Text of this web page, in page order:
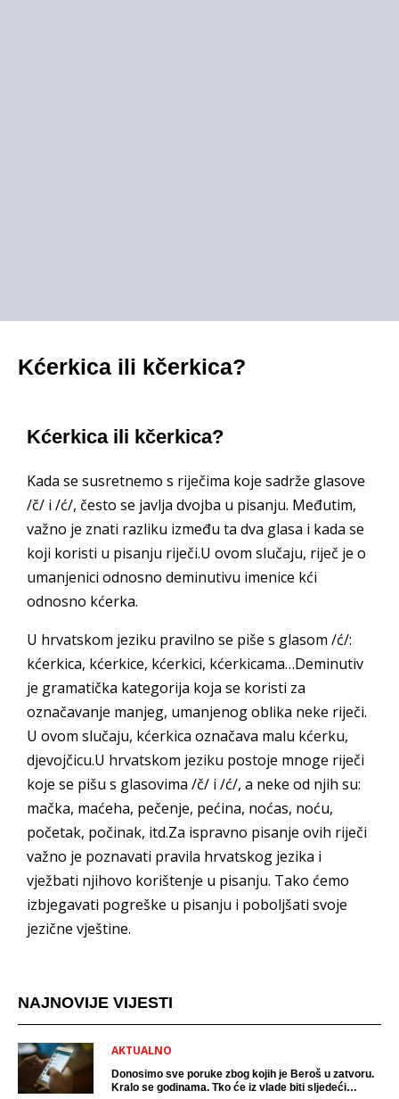
Kćerkica ili kčerkica?
Kćerkica ili kčerkica?
Kada se susretnemo s riječima koje sadrže glasove
/č/ i /ć/, često se javlja dvojba u pisanju. Međutim,
važno je znati razliku između ta dva glasa i kada se
koji koristi u pisanju riječi.U ovom slučaju, riječ je o
umanjenici odnosno deminutivu imenice kći
odnosno kćerka.
U hrvatskom jeziku pravilno se piše s glasom /ć/:
kćerkica, kćerkice, kćerkici, kćerkicama…Deminutiv
je gramatička kategorija koja se koristi za
označavanje manjeg, umanjenog oblika neke riječi.
U ovom slučaju, kćerkica označava malu kćerku,
djevojčicu.U hrvatskom jeziku postoje mnoge riječi
koje se pišu s glasovima /č/ i /ć/, a neke od njih su:
mačka, maćeha, pečenje, pećina, noćas, noću,
početak, počinak, itd.Za ispravno pisanje ovih riječi
važno je poznavati pravila hrvatskog jezika i
vježbati njihovo korištenje u pisanju. Tako ćemo
izbjegavati pogreške u pisanju i poboljšati svoje
jezične vještine.
NAJNOVIJE VIJESTI
AKTUALNO
Donosimo sve poruke zbog kojih je Beroš u zatvoru.
Kralo se godinama. Tko će iz vlade biti sljedeći